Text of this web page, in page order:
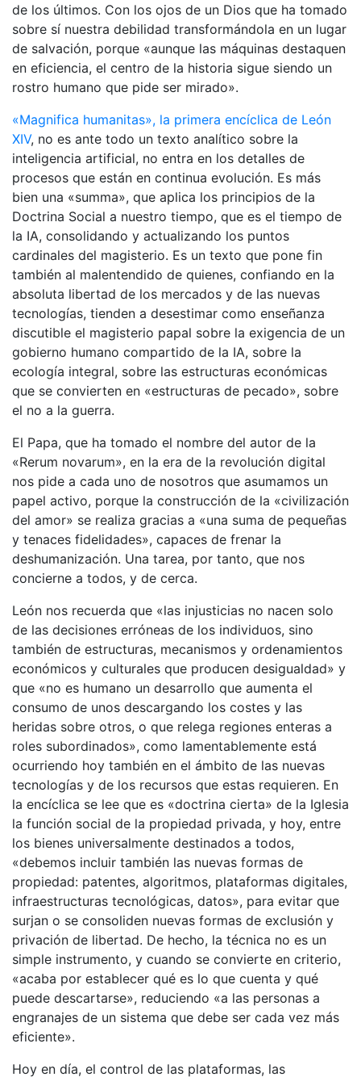
de los últimos. Con los ojos de un Dios que ha tomado
sobre sí nuestra debilidad transformándola en un lugar
de salvación, porque «aunque las máquinas destaquen
en eficiencia, el centro de la historia sigue siendo un
rostro humano que pide ser mirado».
«Magnifica humanitas», la primera encíclica de León
XIV, no es ante todo un texto analítico sobre la
inteligencia artificial, no entra en los detalles de
procesos que están en continua evolución. Es más
bien una «summa», que aplica los principios de la
Doctrina Social a nuestro tiempo, que es el tiempo de
la IA, consolidando y actualizando los puntos
cardinales del magisterio. Es un texto que pone fin
también al malentendido de quienes, confiando en la
absoluta libertad de los mercados y de las nuevas
tecnologías, tienden a desestimar como enseñanza
discutible el magisterio papal sobre la exigencia de un
gobierno humano compartido de la IA, sobre la
ecología integral, sobre las estructuras económicas
que se convierten en «estructuras de pecado», sobre
el no a la guerra.
El Papa, que ha tomado el nombre del autor de la
«Rerum novarum», en la era de la revolución digital
nos pide a cada uno de nosotros que asumamos un
papel activo, porque la construcción de la «civilización
del amor» se realiza gracias a «una suma de pequeñas
y tenaces fidelidades», capaces de frenar la
deshumanización. Una tarea, por tanto, que nos
concierne a todos, y de cerca.
León nos recuerda que «las injusticias no nacen solo
de las decisiones erróneas de los individuos, sino
también de estructuras, mecanismos y ordenamientos
económicos y culturales que producen desigualdad» y
que «no es humano un desarrollo que aumenta el
consumo de unos descargando los costes y las
heridas sobre otros, o que relega regiones enteras a
roles subordinados», como lamentablemente está
ocurriendo hoy también en el ámbito de las nuevas
tecnologías y de los recursos que estas requieren. En
la encíclica se lee que es «doctrina cierta» de la Iglesia
la función social de la propiedad privada, y hoy, entre
los bienes universalmente destinados a todos,
«debemos incluir también las nuevas formas de
propiedad: patentes, algoritmos, plataformas digitales,
infraestructuras tecnológicas, datos», para evitar que
surjan o se consoliden nuevas formas de exclusión y
privación de libertad. De hecho, la técnica no es un
simple instrumento, y cuando se convierte en criterio,
«acaba por establecer qué es lo que cuenta y qué
puede descartarse», reduciendo «a las personas a
engranajes de un sistema que debe ser cada vez más
eficiente».
Hoy en día, el control de las plataformas, las